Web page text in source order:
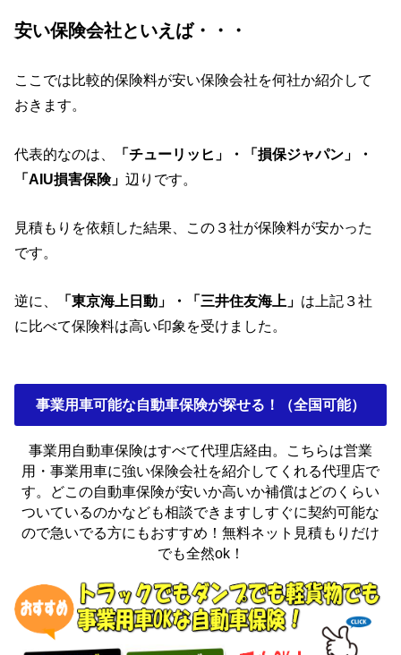
安い保険会社といえば・・・
ここでは比較的保険料が安い保険会社を何社か紹介して
おきます。
代表的なのは、
「チューリッヒ」・「損保ジャパン」・
「AIU損害保険」辺りです。
見積もりを依頼した結果、この３社が保険料が安かった
です。
逆に、 「東京海上日動」・「三井住友海上」 は上記３社
に比べて保険料は高い印象を受けました。
事業用車可能な自動車保険が探せる！（全国可能）
事業用自動車保険はすべて代理店経由。こちらは営業
用・事業用車に強い保険会社を紹介してくれる代理店で
す。どこの自動車保険が安いか高いか補償はどのくらい
ついているのかなども相談できますしすぐに契約可能な
ので急いでる方にもおすすめ！無料ネット見積もりだけ
でも全然ok！